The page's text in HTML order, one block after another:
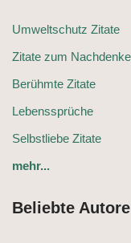
Umweltschutz Zitate
Zitate zum
Berühmte Zitate
Lebenssprüche
Selbstliebe Zitate
mehr...
Beliebte